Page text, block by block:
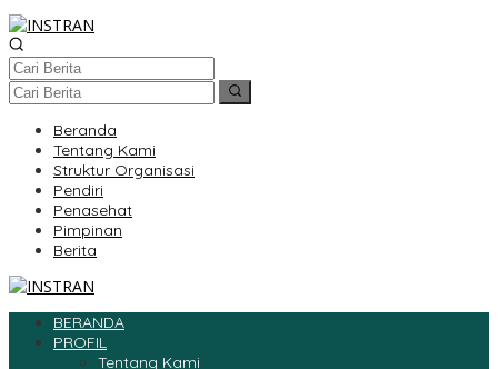
Beranda
Tentang Kami
Struktur Organisasi
Pendiri
Penasehat
Pimpinan
Berita
BERANDA
PROFIL
Tentang Kami